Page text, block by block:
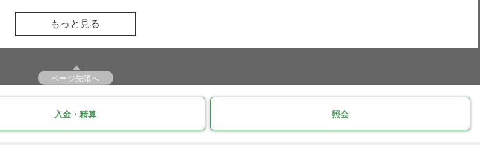
もっと見る
ページ先頭へ
入金・精算 照会